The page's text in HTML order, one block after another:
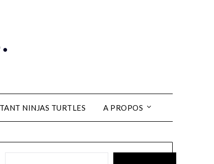
NINJAS TURTLES A PROPOS